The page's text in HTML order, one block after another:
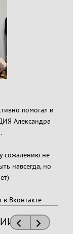
помогал и
Александра
сожалению не
навсегда, но
Вконтакте